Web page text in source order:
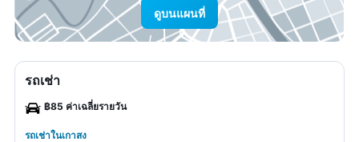
ดูบนแผนที่
รถเช่า
฿85 ค่าเฉลี่ยรายวัน
รถเช่าในเกาสง